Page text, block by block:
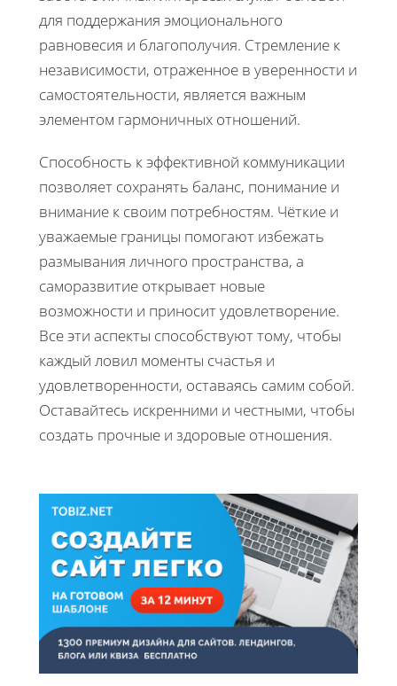
для поддержания эмоционального
равновесия и благополучия. Стремление к
независимости, отраженное в уверенности и
самостоятельности, является важным
элементом гармоничных отношений.
Способность к эффективной коммуникации
позволяет сохранять баланс, понимание и
внимание к своим потребностям. Чёткие и
уважаемые границы помогают избежать
размывания личного пространства, а
саморазвитие открывает новые
возможности и приносит удовлетворение.
Все эти аспекты способствуют тому, чтобы
каждый ловил моменты счастья и
удовлетворенности, оставаясь самим собой.
Оставайтесь искренними и честными, чтобы
создать прочные и здоровые отношения.